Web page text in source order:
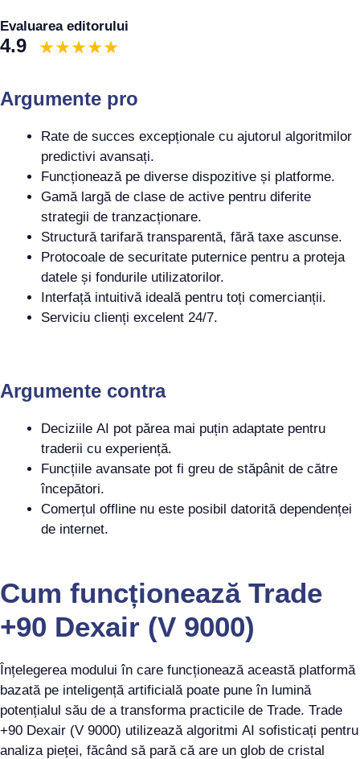
Evaluarea editorului
4.9
Argumente pro
Rate de succes excepționale cu ajutorul algoritmilor
predictivi avansați.
Funcționează pe diverse dispozitive și platforme.
Gamă largă de clase de active pentru diferite
strategii de tranzacționare.
Structură tarifară transparentă, fără taxe ascunse.
Protocoale de securitate puternice pentru a proteja
datele și fondurile utilizatorilor.
Interfață intuitivă ideală pentru toți comercianții.
Serviciu clienți excelent 24/7.
Argumente contra
Deciziile AI pot părea mai puțin adaptate pentru
traderii cu experiență.
Funcțiile avansate pot fi greu de stăpânit de către
începători.
Comerțul offline nu este posibil datorită dependenței
de internet.
Cum funcționează Trade
+90 Dexair (V 9000)
Înțelegerea modului în care funcționează această platformă
bazată pe inteligență artificială poate pune în lumină
potențialul său de a transforma practicile de Trade. Trade
+90 Dexair (V 9000) utilizează algoritmi AI sofisticați pentru
analiza pieței, făcând să pară că are un glob de cristal